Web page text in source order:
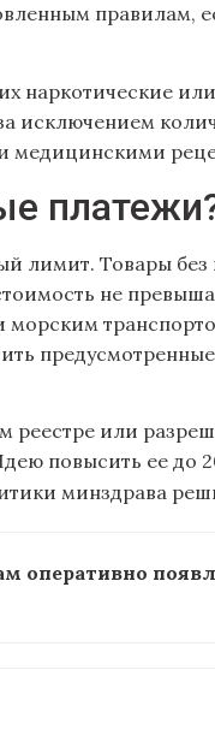
правилам,
наркотические
исключением
медицинскими
лимит. Товары без
не
реестре или
повысить ее до
минздрава
оперативно